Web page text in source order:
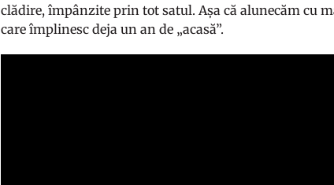
clădire, împânzite prin tot satul. Așa că alunecăm cu
care împlinesc deja un an de „acasă”.